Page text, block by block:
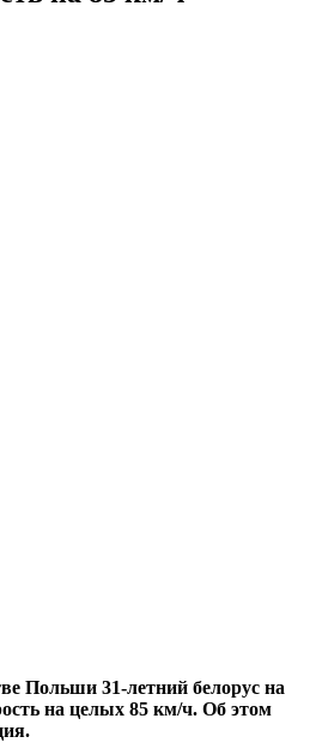
Польши 31-летний белорус на
на целых 85 км/ч. Об этом